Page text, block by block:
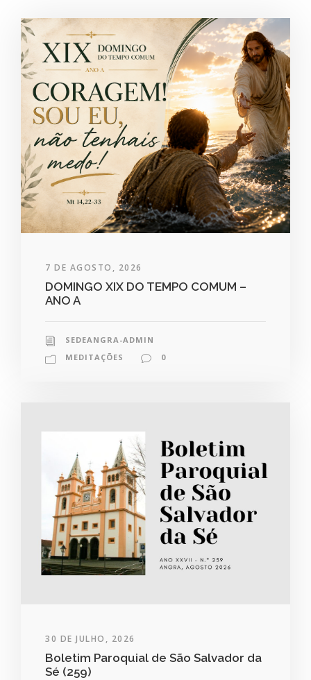
7 DE AGOSTO, 2026
DOMINGO XIX DO TEMPO COMUM –
ANO A
SEDEANGRA-ADMIN
MEDITAÇÕES
0
30 DE JULHO, 2026
Boletim Paroquial de São Salvador da
Sé (259)